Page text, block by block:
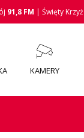
91,8 FM | Święty Krzyż
KAMERY